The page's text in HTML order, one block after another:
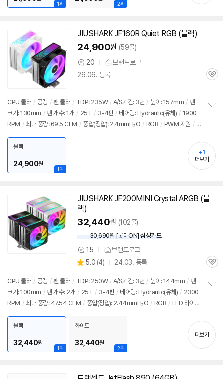
1위 2위
JIUSHARKJF160R Quiet RGB (블랙)
24,900원 (59몰)
상
품
20
브랜드로그
26.06. 등록
관
CPU 쿨러 / 공랭 / 팬 쿨러 / TDP: 235W / A/S기간: 3년 / 높이: 157mm / 팬
크기: 130mm / 팬 개수: 1개 / 25T / 3-4핀 / 베어링: Hydraulic(유체) / 1900
RPM / 최대 풍량: 69.5 CFM / 풍압(정압): 2.4mmH₂O / RGB / PWM 지원 / L
기
1위
블랙
24,900원
+1
더보기
JIUSHARKJF200MINI Crystal ARGB (블
랙)
32,440원 (102몰)
30,690원 [롯데ON] 삼성카드
상
품
견
15 브랜드로그
별
점
5.0 (상
리
뷰
4) 24.03. 등록
관
CPU 쿨러 / 공랭 / 팬 쿨러 / TDP: 250W / A/S기간: 3년 / 높이: 144mm / 팬
크기: 100mm / 팬 개수: 2개 / 25T / 3-4핀 / 베어링: Hydraulic(유체) / 2300
RPM / 최대 풍량: 47.54 CFM / 풍압(정압): 2.44mmH₂O / RGB / LED 라이
원 추가
기
1위
블랙
32,440원
2위
화이트
32,440원
더보기